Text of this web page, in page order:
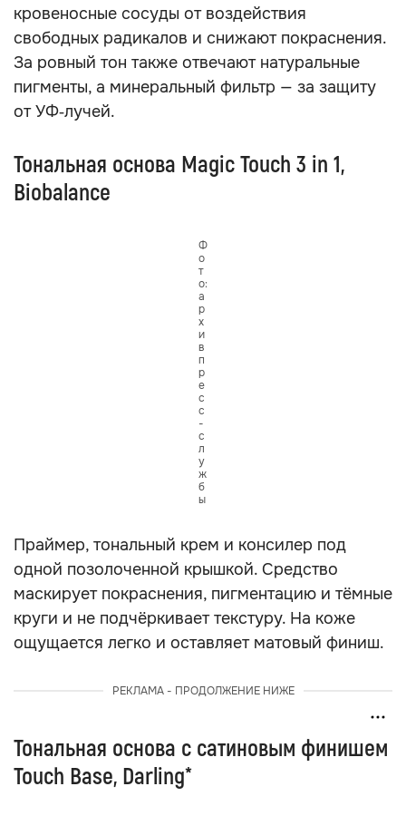
кровеносные сосуды от воздействия
свободных радикалов и снижают покраснения.
За ровный тон также отвечают натуральные
пигменты, а минеральный фильтр — за защиту
от УФ‑лучей.
Тональная основа Magic Touch 3 in 1,
Biobalance
Ф
о
т
о:
а
р
х
и
в
п
р
е
с
с
-
с
л
у
ж
б
ы
Праймер, тональный крем и консилер под
одной позолоченной крышкой. Средство
маскирует покраснения, пигментацию и тёмные
круги и не подчёркивает текстуру. На коже
ощущается легко и оставляет матовый финиш.
РЕКЛАМА - ПРОДОЛЖЕНИЕ НИЖЕ
Тональная основа с сатиновым финишем
Touch Base, Darling*